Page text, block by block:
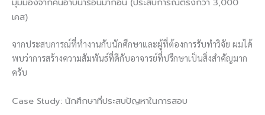
มุมมองจากคนอาบน้ำร้อนมาก่อน (ประสบการณ์ตรงกว่า 3,000
เคส)
จากประสบการณ์ที่ทำงานกับนักศึกษาและผู้ที่ต้องการรับทำวิจัย ผมได้
พบว่าการสร้างความสัมพันธ์ที่ดีกับอาจารย์ที่ปรึกษาเป็นสิ่งสำคัญมาก
ครับ
Case Study: นักศึกษาที่ประสบปัญหาในการสอบ